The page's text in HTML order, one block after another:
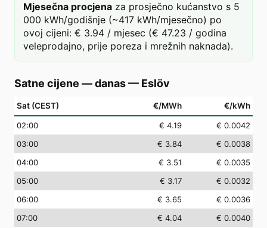
Mjesečna procjena za prosječno kućanstvo s 5
000 kWh/godišnje (~417 kWh/mjesečno) po
ovoj cijeni: € 3.94 / mjesec (€ 47.23 / godina
veleprodajno, prije poreza i mrežnih naknada).
Satne cijene — danas— Eslöv
Sat (CEST) €/MWh €/kWh
02:00 € 4.19
€ 0.0042
03:00 € 3.84
€ 0.0038
04:00 € 3.51
€ 0.0035
05:00 € 3.17
€ 0.0032
06:00 € 3.65
€ 0.0036
07:00 € 4.04
€ 0.0040